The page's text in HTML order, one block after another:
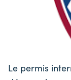
Le permis